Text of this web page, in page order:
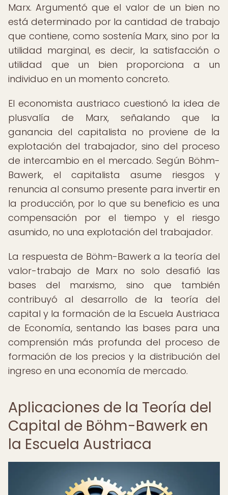
Marx. Argumentó que el valor de un bien no
está determinado por la cantidad de trabajo
que contiene, como sostenía Marx, sino por la
utilidad marginal, es decir, la satisfacción o
utilidad que un bien proporciona a un
individuo en un momento concreto.
El economista austriaco cuestionó la idea de
plusvalía de Marx, señalando que la
ganancia del capitalista no proviene de la
explotación del trabajador, sino del proceso
de intercambio en el mercado. Según Böhm-
Bawerk, el capitalista asume riesgos y
renuncia al consumo presente para invertir en
la producción, por lo que su beneficio es una
compensación por el tiempo y el riesgo
asumido, no una explotación del trabajador.
La respuesta de Böhm-Bawerk a la teoría del
valor-trabajo de Marx no solo desafió las
bases del marxismo, sino que también
contribuyó al desarrollo de la teoría del
capital y la formación de la Escuela Austriaca
de Economía, sentando las bases para una
comprensión más profunda del proceso de
formación de los precios y la distribución del
ingreso en una economía de mercado.
Aplicaciones de la Teoría del
Capital de Böhm-Bawerk en
la Escuela Austriaca